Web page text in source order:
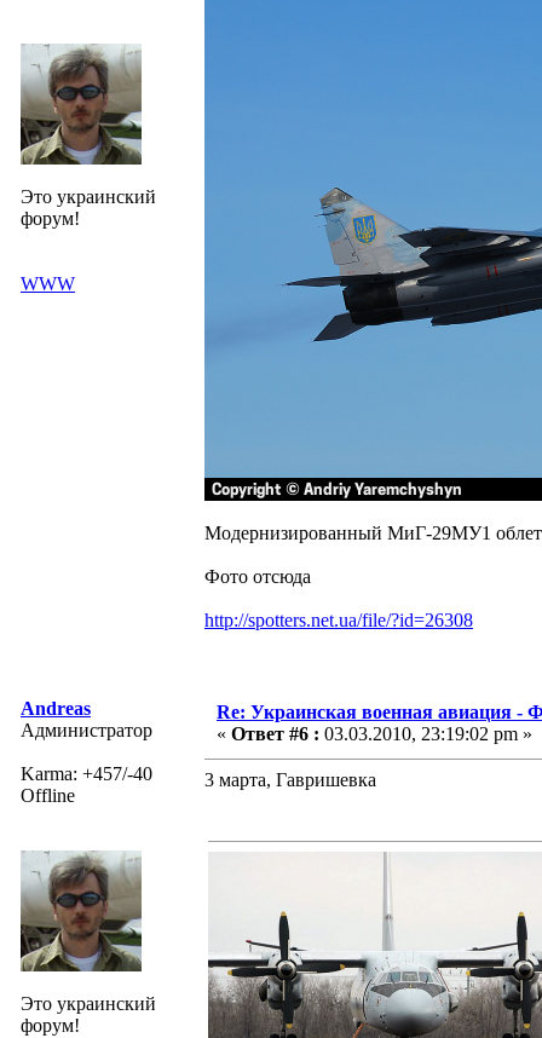
Это украинский
форум!
WWW
Модернизированный МиГ-29МУ1
Фото отсюда
http://spotters.net.ua/file/?id=26308
Andreas
Администратор
Karma: +457/-40
Offline
Это украинский
форум!
Re: Украинская военная авиация -
« Ответ #6 : 03.03.2010, 23:19:02 pm »
3 марта, Гавришевка